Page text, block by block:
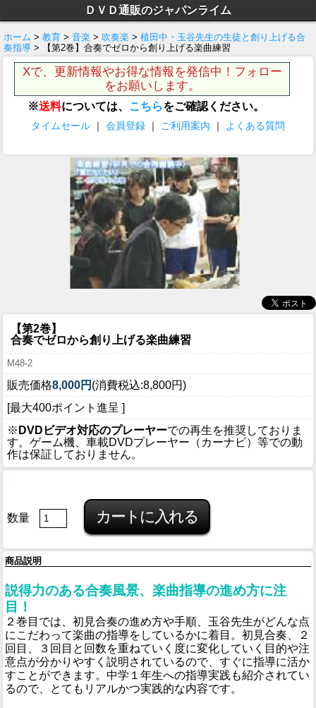
ＤＶＤ通販のジャパンライム
ホーム > 教育 > 音楽 > 吹奏楽 > 植田中・玉谷先生の生徒と創り上げる合
奏指導 > 【第2巻】合奏でゼロから創り上げる楽曲練習
Xで、更新情報やお得な情報を発信中！フォロー
をお願いします。
※送料については、 こちらをご確認ください。
タイムセール ｜ 会員登録 ｜ ご利用案内 ｜ よくある質問
【第2巻】
合奏でゼロから創り上げる楽曲練習
M48-2
販売価格8,000円 (消費税込:8,800円)
[最大400ポイント進呈 ]
※ DVDビデオ対応のプレーヤーでの再生を推奨しておりま
す。ゲーム機、車載DVDプレーヤー（カーナビ）等での動
作は保証しておりません。
数量
商品説明
説得力のある合奏風景、楽曲指導の進め方に注
目！
２巻目では、初見合奏の進め方や手順、玉谷先生がどんな点
にこだわって楽曲の指導をしているかに着目。初見合奏、２
回目、３回目と回数を重ねていく度に変化していく目的や注
意点が分かりやすく説明されているので、すぐに指導に活か
すことができます。中学１年生への指導実践も紹介されてい
るので、とてもリアルかつ実践的な内容です。